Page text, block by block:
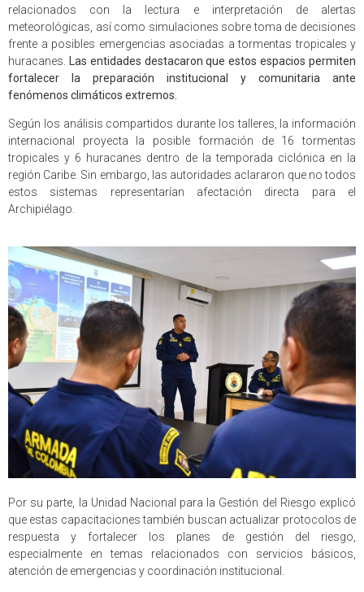
relacionados con la lectura e interpretación de alertas
meteorológicas, así como simulaciones sobre toma de decisiones
frente a posibles emergencias asociadas a tormentas tropicales y
huracanes.
Las entidades destacaron que estos espacios permiten
fortalecer la preparación institucional y comunitaria ante
fenómenos climáticos extremos.
Según los análisis compartidos durante los talleres, la información
internacional proyecta la posible formación de 16 tormentas
tropicales y 6 huracanes dentro de la temporada ciclónica en la
región Caribe. Sin embargo, las autoridades aclararon que no todos
estos sistemas representarían afectación directa para el
Archipiélago.
Por su parte, la Unidad Nacional para la Gestión del Riesgo explicó
que estas capacitaciones también buscan actualizar protocolos de
respuesta y fortalecer los planes de gestión del riesgo,
especialmente en temas relacionados con servicios básicos,
atención de emergencias y coordinación institucional.